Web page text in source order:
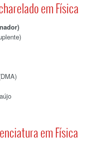
em Física
em Física